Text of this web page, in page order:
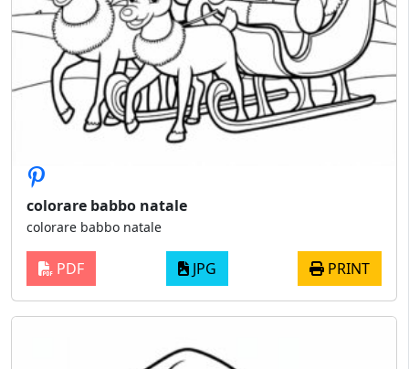
colorare babbo natale
colorare babbo natale
PDF JPG PRINT